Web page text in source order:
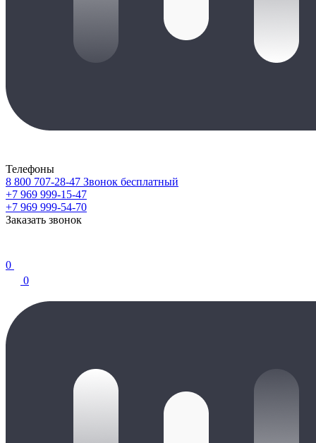
Телефоны
8 800 707-28-47 Звонок бесплатный
+7 969 999-15-47
+7 969 999-54-70
Заказать звонок
0
0